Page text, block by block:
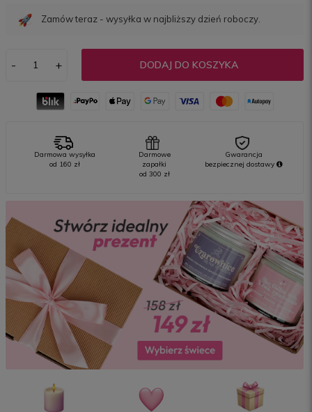
Zamów teraz - wysyłka w najbliższy dzień roboczy.
- + DODAJ DO KOSZYKA
Darmowa wysyłka
od 160 zł
Darmowe
zapałki
od 300 zł
Gwarancja
bezpiecznejdostawy